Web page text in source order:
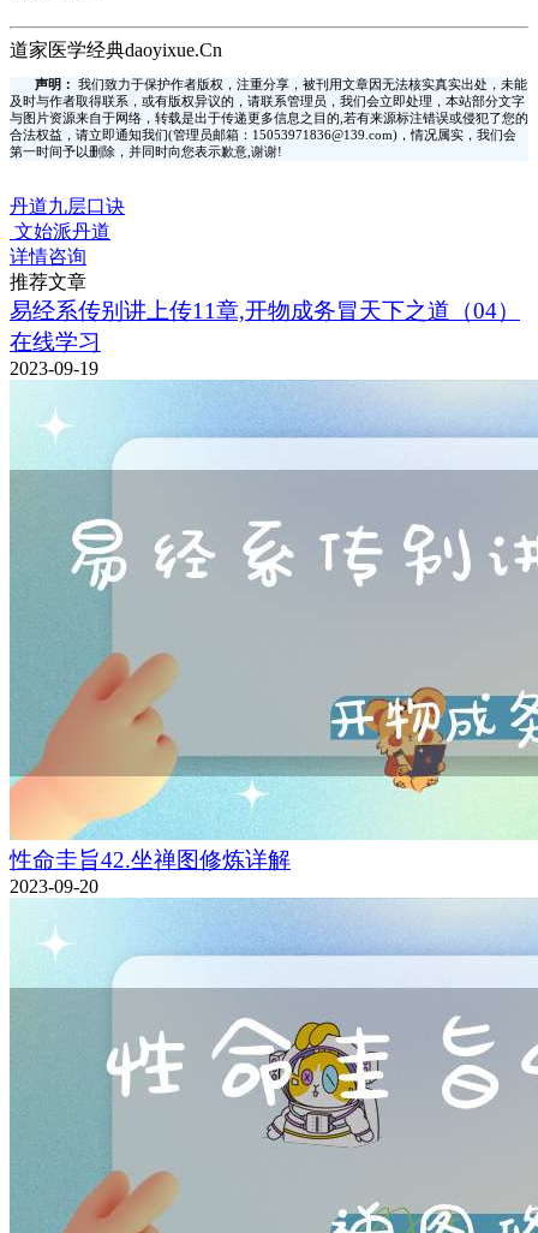
道家医学经典daoyixue.Cn
声明：
我们致力于保护作者版权，注重分享，被刊用文章因无法核实真实出处，未能
及时与作者取得联系，或有版权异议的，请联系管理员，我们会立即处理，本站部分文字
与图片资源来自于网络，转载是出于传递更多信息之目的,若有来源标注错误或侵犯了您的
合法权益，请立即通知我们(管理员邮箱：15053971836@139.com)，情况属实，我们会
第一时间予以删除，并同时向您表示歉意,谢谢!
丹道九层口诀
文始派丹道
详情咨询
推荐文章
易经系传别讲上传11章,开物成务冒天下之道（04）
在线学习
2023-09-19
性命圭旨42.坐禅图修炼详解
2023-09-20